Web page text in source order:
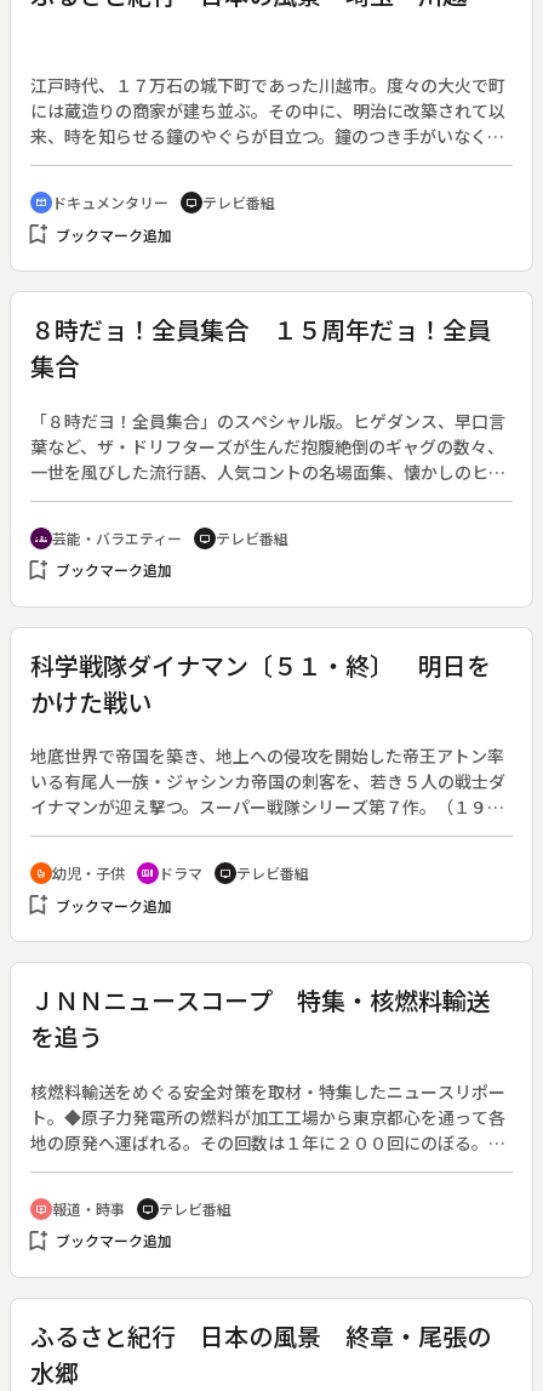
江戸時代、１７万石の城下町であった川越市。度々の大火で町
には蔵造りの商家が建ち並ぶ。その中に、明治に改築されて以
来、時を知らせる鐘のやぐらが目立つ。鐘のつき手がいなくな
り今は自動化されているが、鐘の音色は市民の心に響く。路地
裏の下町風情が残る手づくり菓子屋。みこし祭りの原形とされ
る『まんぐり』が、入間川で悪魔払いをする。江戸の面影を色
濃く残す川越市の梵鐘を中心に、町の営みをつづる。◆まんぐ
cinematic_blur ドキュメンタリー tv テレビ番組
bookmark_add ブックマーク追加
８時だョ！全員集合 １５周年だョ！全員
集合
「８時だヨ！全員集合」のスペシャル版。ヒゲダンス、早口言
葉など、ザ・ドリフターズが生んだ抱腹絶倒のギャグの数々、
一世を風びした流行語、人気コントの名場面集、懐かしのヒッ
ト曲メドレーなどを、番組ゆかりのゲストとともにＶＴＲで振
り返る。
groups 芸能・バラエティー tv テレビ番組
bookmark_add ブックマーク追加
科学戦隊ダイナマン〔５１・終〕 明日を
かけた戦い
地底世界で帝国を築き、地上への侵攻を開始した帝王アトン率
いる有尾人一族・ジャシンカ帝国の刺客を、若き５人の戦士ダ
イナマンが迎え撃つ。スーパー戦隊シリーズ第７作。（１９８
３年２月５日～１９８４年１月２８日放送、全５１回）◆最終
回。ダイナマン、そしてジャシンカ帝国の邪魔を幾度となくし
てきたダークナイト。その正体は帝王アトンの息子メギド王子
だった。帝王アトンから帝王剣を継いだメギドによって千年洞
てなんとか脱出。メギド率いる新生ジャシンカ帝国との最後の
crib 幼児・子供 recent_actors ドラマ tv テレビ番組
bookmark_add ブックマーク追加
ＪＮＮニュースコープ 特集・核燃料輸送
を追う
核燃料輸送をめぐる安全対策を取材・特集したニュースリポー
ト。◆原子力発電所の燃料が加工工場から東京都心を通って各
地の原発へ運ばれる。その回数は１年に２００回にのぼる。輸
送のたびに大勢の警察官がものものしく警備する一方で、事前
には一切明らかにされていない。核燃料は使用済燃料に比べて
危険度は低いといわれているが、核燃料をのせたトラックが都
心をまかり通る現実は無視できない。◆星野誠記者によるレポ
ondemand_video 報道・時事 tv テレビ番組
bookmark_add ブックマーク追加
ふるさと紀行 日本の風景 終章・尾張の
水郷